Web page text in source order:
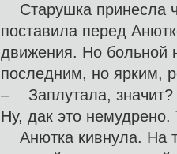
Старушка принесла
поставила перед
движения. Но больной
последним, но ярким,
– Заплутала, значит?
Ну, дак это
Анютка кивнула. На